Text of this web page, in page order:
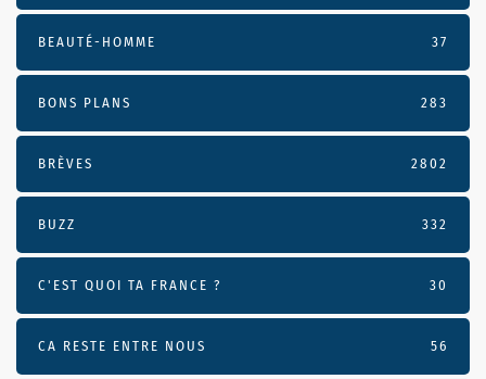
BEAUTÉ-HOMME 37
BONS PLANS 283
BRÈVES 2802
BUZZ 332
C'EST QUOI TA FRANCE ? 30
CA RESTE ENTRE NOUS 56